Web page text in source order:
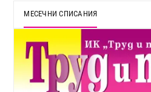
МЕСЕЧНИ СПИСАНИЯ